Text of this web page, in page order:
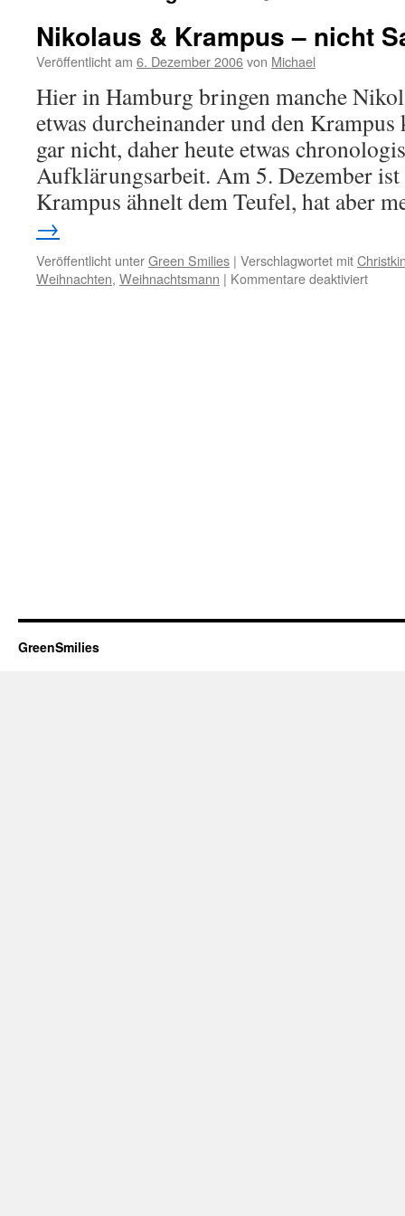
Nikolaus & Krampus – nicht
Veröffentlicht am 6. Dezember 2006von Michael
Hier in Hamburg bringen manche
etwas durcheinander und den
gar nicht, daher heute etwas
Aufklärungsarbeit. Am 5. Dezember
Krampus ähnelt dem Teufel, hat aber
→
Veröffentlicht unterGreen Smilies | Verschlagwortet mit
Weihnachten, Weihnachtsmann | Kommentare deaktiviertfür
GreenSmilies